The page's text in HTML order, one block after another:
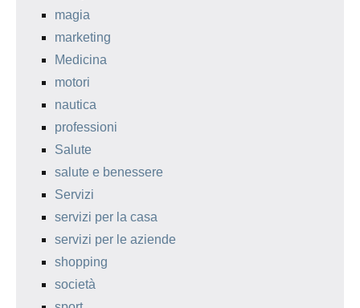
magia
marketing
Medicina
motori
nautica
professioni
Salute
salute e benessere
Servizi
servizi per la casa
servizi per le aziende
shopping
società